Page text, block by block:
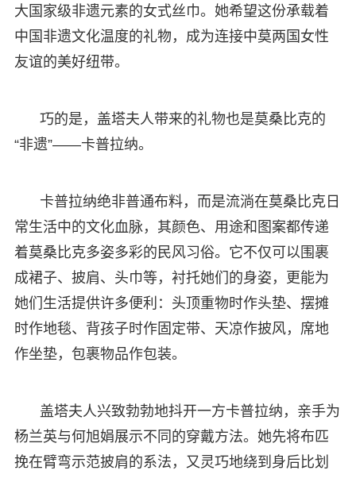
大国家级非遗元素的女式丝巾。她希望这份承载着
中国非遗文化温度的礼物，成为连接中莫两国女性
友谊的美好纽带。
巧的是，盖塔夫人带来的礼物也是莫桑比克的
“非遗”——卡普拉纳。
卡普拉纳绝非普通布料，而是流淌在莫桑比克日
常生活中的文化血脉，其颜色、用途和图案都传递
着莫桑比克多姿多彩的民风习俗。它不仅可以围裹
成裙子、披肩、头巾等，衬托她们的身姿，更能为
她们生活提供许多便利：头顶重物时作‌头垫‌、摆摊
时作‌地毯‌、背孩子时作‌固定带‌、天凉作‌披风‌，席地
作‌坐垫‌，包裹物品作‌包装‌。‌
盖塔夫人兴致勃勃地抖开一方卡普拉纳，亲手为
杨兰英与何旭娟展示不同的穿戴方法。她先将布匹
挽在臂弯示范披肩的系法，又灵巧地绕到身后比划